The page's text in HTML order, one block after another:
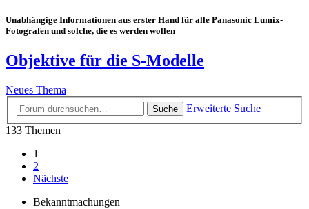
Unabhängige Informationen aus erster Hand für alle Panasonic Lumix-
Fotografen und solche, die es werden wollen
Objektive für die S-Modelle
Neues Thema
Suche
Erweiterte Suche
133 Themen
1
2
Nächste
Bekanntmachungen